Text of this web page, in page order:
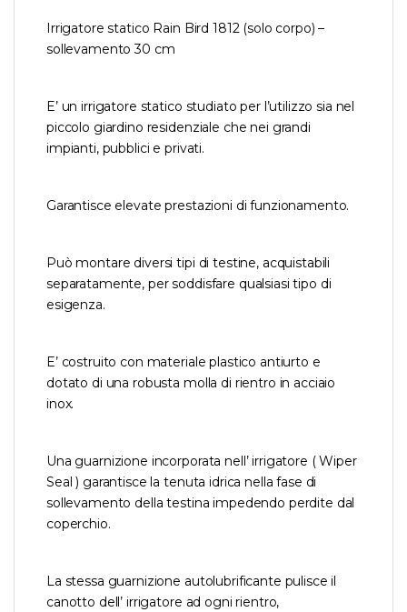
Irrigatore statico Rain Bird 1812 (solo corpo) –
sollevamento 30 cm
E’ un irrigatore statico studiato per l’utilizzo sia nel
piccolo giardino residenziale che nei grandi
impianti, pubblici e privati.
Garantisce elevate prestazioni di funzionamento.
Può montare diversi tipi di testine, acquistabili
separatamente, per soddisfare qualsiasi tipo di
esigenza.
E’ costruito con materiale plastico antiurto e
dotato di una robusta molla di rientro in acciaio
inox.
Una guarnizione incorporata nell’ irrigatore ( Wiper
Seal ) garantisce la tenuta idrica nella fase di
sollevamento della testina impedendo perdite dal
coperchio.
La stessa guarnizione autolubrificante pulisce il
canotto dell’ irrigatore ad ogni rientro,